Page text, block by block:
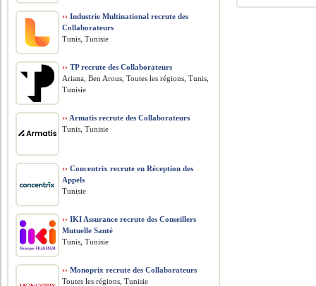
›› Industrie Multinational recrute des
Collaborateurs
Tunis, Tunisie
›› TP recrute des Collaborateurs
Ariana, Ben Arous, Toutes les régions, Tunis,
Tunisie
›› Armatis recrute des Collaborateurs
Tunis, Tunisie
›› Concentrix recrute en Réception des
Appels
Tunisie
›› IKI Assurance recrute des Conseillers
Mutuelle Santé
Tunis, Tunisie
›› Monoprix recrute des Collaborateurs
Toutes les régions, Tunisie